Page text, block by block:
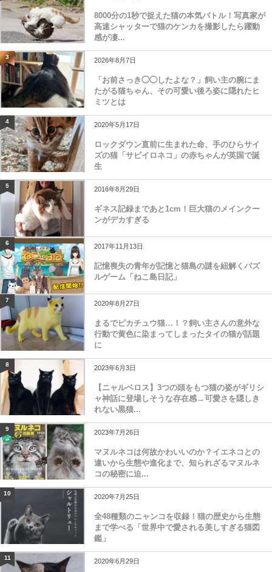
8000分の1秒で捉えた猫の本気バトル！写真家が
高速シャッターで猫のケンカを撮影したら躍動
感が凄...
3 2026年8月7日
「お前さっき◯◯したよな？」飼い主の腕にま
たがる猫ちゃん、その可愛い後ろ姿に隠れたヒ
ミツとは
4 2020年5月17日
ロックダウン直前に生まれた命、手のひらサイ
ズの猫「サビイロネコ」の赤ちゃんが英国で誕
生
5 2016年8月29日
ギネス記録まであと1cm！巨大猫のメインクー
ンがデカすぎる
6 2017年11月13日
記憶喪失の青年が記憶と猫島の謎を紐解くパズ
ルゲーム「ねこ島日記」
7 2020年8月27日
まるでピカチュウ猫…！？飼い主さんの意外な
行動で黄色に染まってしまったタイの猫が話題
に
8 2023年6月3日
【ニャルベロス】3つの頭をもつ猫の姿がギリシ
ャ神話に登場しそうな存在感→可愛さを隠しき
れない黒猫...
9 2023年7月26日
マヌルネコは何故かわいいのか？イエネコとの
違いから生態や進化まで、知られざるマヌルネ
コの秘密に迫...
10 2020年7月25日
全48種類のニャンコを収録！猫の歴史から生態
まで学べる「世界中で愛される美しすぎる猫図
鑑」
11 2020年6月29日